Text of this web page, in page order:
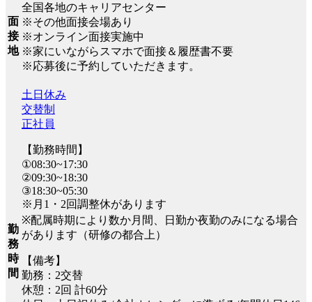
面
接
地
全国各地のキャリアセンター
※その他面接会場あり
※オンライン面接実施中
※家にいながらスマホで面接＆履歴書不要
※応募後に予約していただきます。
勤
務
時
間
土日休み
交替制
正社員
【勤務時間】
①08:30~17:30
②09:30~18:30
③18:30~05:30
※月1・2回調整休があります
※配属時期により数か月間、日勤か夜勤のみになる場合
があります（研修の都合上）
【備考】
勤務：2交替
休憩：2回 計60分